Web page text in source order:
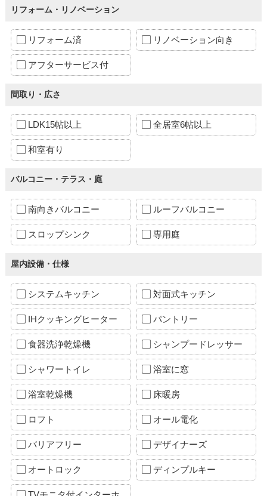
リフォーム・リノベーション
リフォーム済 リノベーション向き
アフターサービス付
間取り・広さ
LDK15帖以上 全居室6帖以上
和室有り
バルコニー・テラス・庭
南向きバルコニー ルーフバルコニー
スロップシンク 専用庭
屋内設備・仕様
システムキッチン 対面式キッチン
IHクッキングヒーター パントリー
食器洗浄乾燥機 シャンプードレッサー
シャワートイレ 浴室に窓
浴室乾燥機 床暖房
ロフト オール電化
バリアフリー デザイナーズ
オートロック ディンプルキー